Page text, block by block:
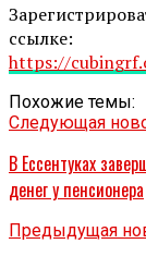
ссылке:
https://
Похожие темы:
Следующая
В Ессентуках
денег у пенсионера
Предыдущая